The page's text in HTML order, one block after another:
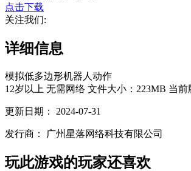
点击下载
关注我们:
详细信息
模拟低多边形机器人 动作
12岁以上 无需网络 文件大小：223MB 当前
更新日期： 2024-07-31
发行商： 广州星落网络科技有限公司
玩此游戏的玩家还喜欢